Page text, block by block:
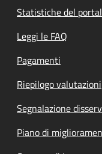
Statistiche del
Leggi le FAQ
Pagamenti
Riepilogo valutazioni
Segnalazione
Piano di